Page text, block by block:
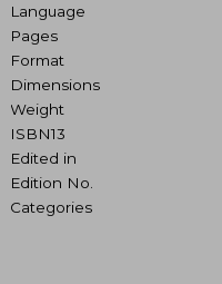
Language
Pages
Format
Dimensions
Weight
ISBN13
Edited in
Edition No.
Categories